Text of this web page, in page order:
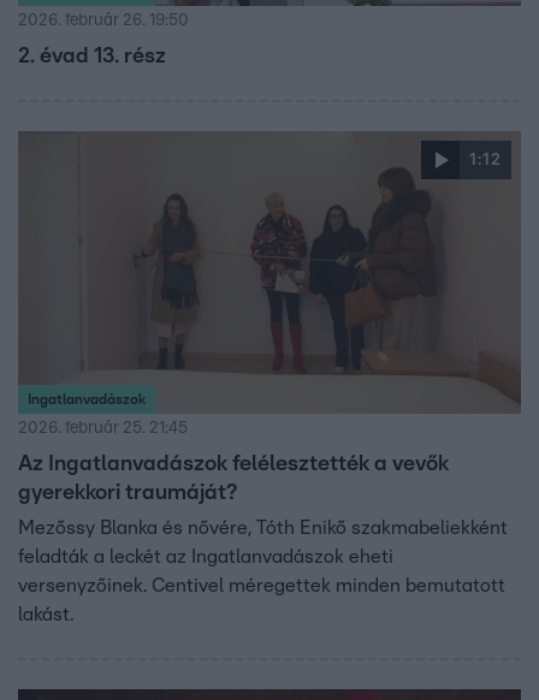
2026. február 26. 19:50
2. évad 13. rész
1:12
Ingatlanvadászok
2026. február 25. 21:45
Az Ingatlanvadászok felélesztették a vevők
gyerekkori traumáját?
Mezőssy Blanka és nővére, Tóth Enikő szakmabeliekként
feladták a leckét az Ingatlanvadászok eheti
versenyzőinek. Centivel méregettek minden bemutatott
lakást.